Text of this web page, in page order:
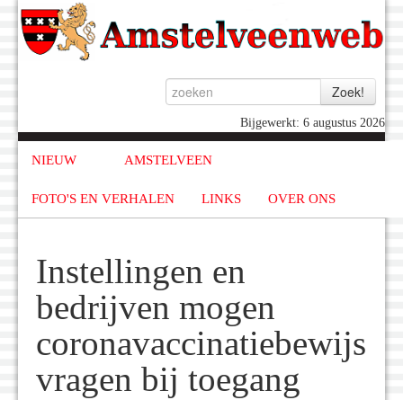
Bijgewerkt: 6 augustus 2026
NIEUW AMSTELVEEN
FOTO'S EN VERHALEN LINKS OVER ONS
Instellingen en
bedrijven mogen
coronavaccinatiebewijs
vragen bij toegang